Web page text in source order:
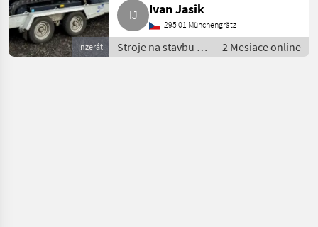
Inzerát
Ivan Jasik
295 01 Münchengrätz
Stroje na stavbu /
mini bager
2 Mesiace online